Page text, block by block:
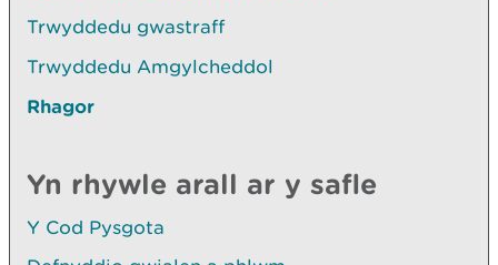
Trwyddedu gwastraff
Trwyddedu Amgylcheddol
Rhagor
Yn rhywle arall ar y safle
Y Cod Pysgota